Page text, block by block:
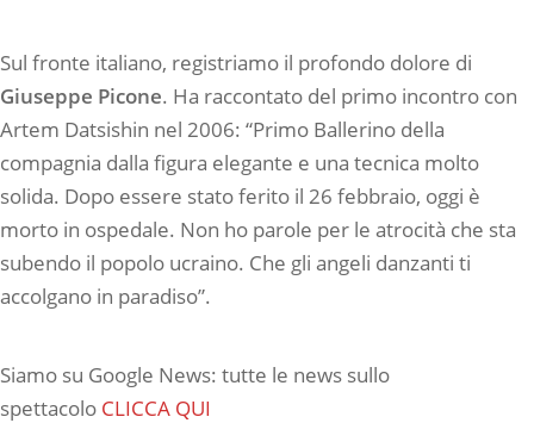
Sul fronte italiano, registriamo il profondo dolore di
Giuseppe Picone. Ha raccontato del primo incontro con
Artem Datsishin nel 2006: “Primo Ballerino della
compagnia dalla figura elegante e una tecnica molto
solida. Dopo essere stato ferito il 26 febbraio, oggi è
morto in ospedale. Non ho parole per le atrocità che sta
subendo il popolo ucraino. Che gli angeli danzanti ti
accolgano in paradiso”.
Siamo su Google News: tutte le news sullo
spettacolo CLICCA QUI